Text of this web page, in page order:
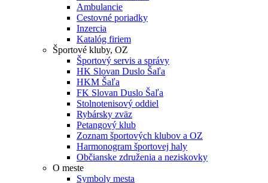
Ambulancie
Cestovné poriadky
Inzercia
Katalóg firiem
Športové kluby, OZ
Športový servis a správy
HK Slovan Duslo Šaľa
HKM Šaľa
FK Slovan Duslo Šaľa
Stolnotenisový oddiel
Rybársky zväz
Petangový klub
Zoznam športových klubov a OZ
Harmonogram športovej haly
Občianske združenia a neziskovky
O meste
Symboly mesta